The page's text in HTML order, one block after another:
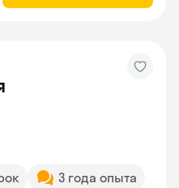
3 года опыта